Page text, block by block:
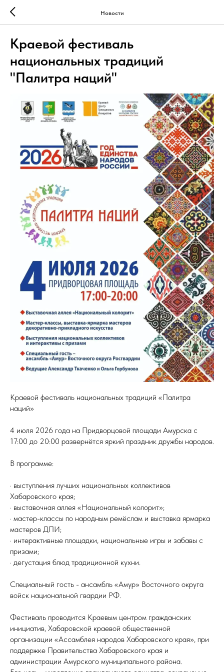
Новости
Краевой фестиваль
национальных традиций
"Палитра наций"
Краевой фестиваль национальных традиций «Палитра
наций»
4 июля 2026 года на Придворцовой площади Амурска с
17:00 до 20:00 развернётся яркий праздник дружбы народов.
В программе:
· выступления лучших национальных коллективов
Хабаровского края;
· выставочная аллея «Национальный колорит»;
· мастер-классы по народным ремёслам и выставка ярмарка
мастеров ДПИ;
· интерактивные площадки, национальные игры и забавы с
призами;
· дегустация блюд традиционной кухни.
Специальный гость - ансамбль «Амур» Восточного округа
войск национальной гвардии РФ.
Фестиваль проводится Краевым центром гражданских
инициатив, Хабаровской краевой общественной
организации «Ассамблея народов Хабаровского края», при
поддержке Правительства Хабаровского края и
администрации Амурского муниципального района.